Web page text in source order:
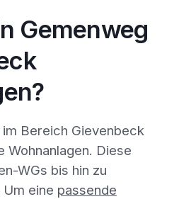
Gemenweg
Bereich Gievenbeck
Wohnanlagen. Diese
WGs bis hin zu
Um eine passende